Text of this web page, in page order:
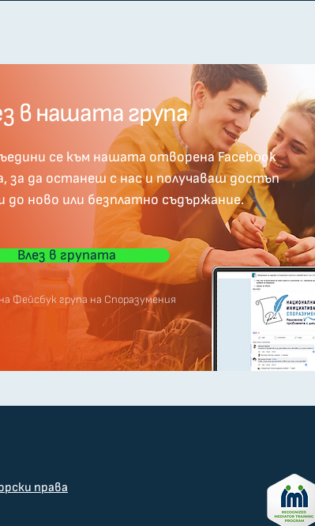
в нашата група
се към нашата отворена Facebook
за да останеш с нас и получаваш достъп
до ново или безплатно съдържание.
Влез в групата
Фейсбук група на Споразумения
права